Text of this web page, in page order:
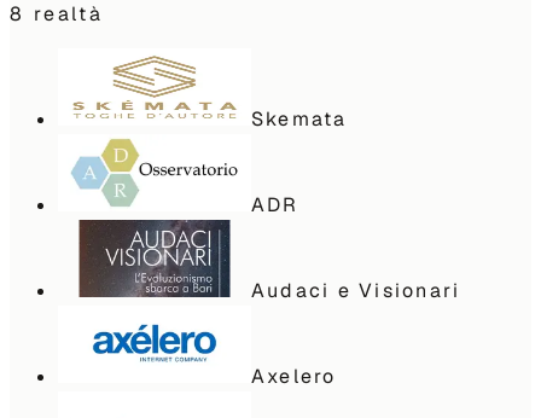
8 realtà
Skemata
ADR
Audaci e Visionari
Axelero